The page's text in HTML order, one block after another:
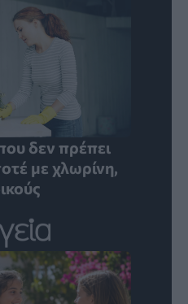
δεν πρέπει
με χλωρίνη,